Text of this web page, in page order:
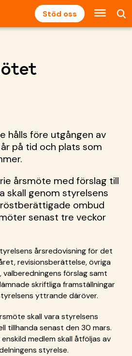
Stöd oss
hålls före utgången av
på tid och plats som
årsmöte med förslag till
skall genom styrelsens
ombud
senast tre veckor
årsredovisning för det
revisionsberättelse, övriga
förslag samt
skriftliga framställningar
yttrande däröver.
skall vara styrelsens
tillhanda senast den 30 mars.
medlem skall åtföljas av
styrelse.